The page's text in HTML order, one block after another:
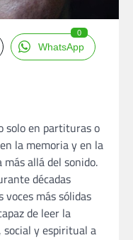
WhatsApp
0
solo en partituras o
la memoria y en la
allá del sonido.
décadas
voces más sólidas
de leer la
social y espiritual a